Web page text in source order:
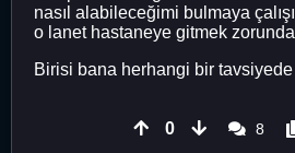
nasıl alabileceğimi bulmaya
o lanet hastaneye gitmek
Birisi bana herhangi bir
0 8